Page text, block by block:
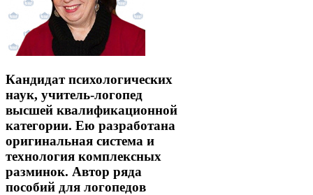
Кандидат психологических
наук, учитель-логопед
высшей квалификационной
категории. Ею разработана
оригинальная система и
технология комплексных
разминок. Автор ряда
пособий для логопедов